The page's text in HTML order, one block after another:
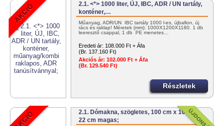
2.1. <*> 1000 liter, ÚJ, IBC, ADR / UN tartály,
konténer,…
Műanyag, ADR/UN IBC tartály 1000 l-es, újballon, új
rács és raklap! Méretek (mm): 1000X1200X1180. 1 db
leeresztő csappal, 1 db PE menetes…
Eredeti ár: 108.000 Ft + Áfa
(Br. 137.160 Ft)
Akciós ár: 102.000 Ft + Áfa
(Br. 129.540 Ft)
Részletek
2.1. Dómakna, szögletes, 100 cm x 100 cm,
22 cm magas;